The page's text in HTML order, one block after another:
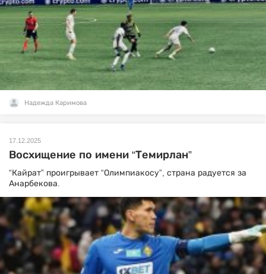
Надежда Каримова
17.12.2025
Восхищение по имени “Темирлан”
“Кайрат” проигрывает “Олимпиакосу”, страна радуется за
Анарбекова.